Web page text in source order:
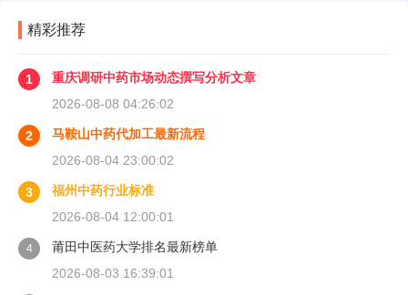
精彩推荐
1
重庆调研中药市场动态撰写分析文章
2026-08-08 04:26:02
2
马鞍山中药代加工最新流程
2026-08-04 23:00:02
3
福州中药行业标准
2026-08-04 12:00:01
4
莆田中医药大学排名最新榜单
2026-08-03 16:39:01